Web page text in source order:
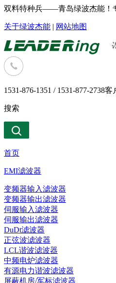
双料特种兵——青岛绿波杰能！
关于绿波杰能 | 网站地图
1531-876-1351 / 1531-877-2738客
搜索
首页
EMI滤波器
变频器输入滤波器
变频器输出滤波器
伺服输入滤波器
伺服输出滤波器
DuDt滤波器
正弦波滤波器
LCL谐波滤波器
中频电炉滤波器
有源电力谐波滤波器
屏蔽机房/军标滤波器